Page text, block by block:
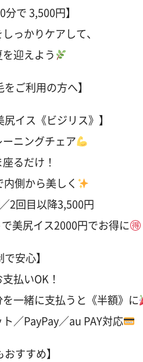
分で 3,500円】
っかりケアして、
迎えよう
をご利用の方へ】
尻イス《ビジリス》】
ーニングチェア
るだけ！
内側から美しく
2回目以降3,500円
美尻イス2000円でお得に
安心】
払いOK！
一緒に支払うと《半額》に
／PayPay／au PAY対応
おすすめ】